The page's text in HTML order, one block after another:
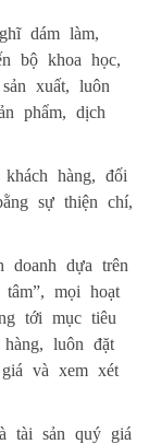
dám làm,
bộ khoa học,
xuất, luôn
phẩm, dịch
hàng, đối
sự thiện chí,
doanh dựa trên
mọi hoạt
tới mục tiêu
luôn đặt
và xem xét
tài sản quý giá